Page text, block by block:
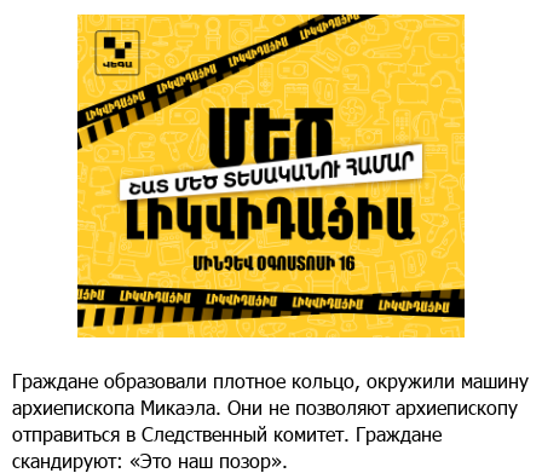
Граждане образовали плотное кольцо, окружили машину
архиепископа Микаэла. Они не позволяют архиепископу
отправиться в Следственный комитет. Граждане
скандируют: «Это наш позор».